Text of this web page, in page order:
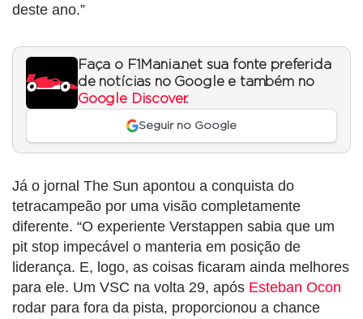
deste ano.”
Faça o F1Mania.net sua fonte preferida
de notícias no Google e também no
Google Discover.
Seguir no Google
Já o jornal The Sun apontou a conquista do
tetracampeão por uma visão completamente
diferente. “O experiente Verstappen sabia que um
pit stop impecável o manteria em posição de
liderança. E, logo, as coisas ficaram ainda melhores
para ele. Um VSC na volta 29, após Esteban Ocon
rodar para fora da pista, proporcionou a chance